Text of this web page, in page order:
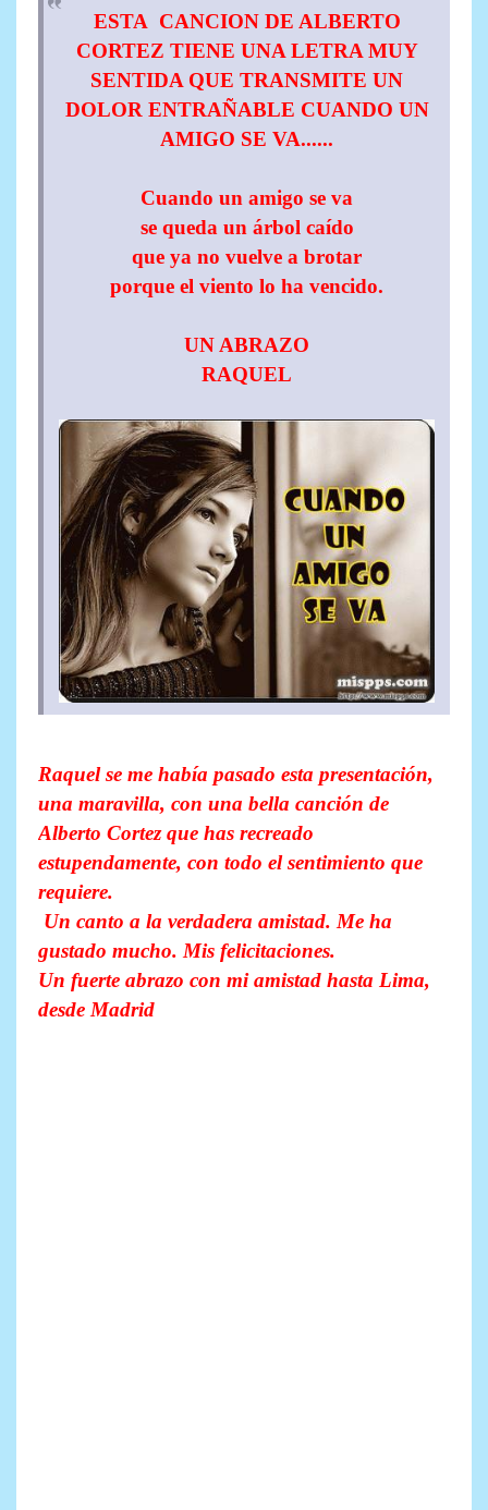
ESTA CANCION DE ALBERTO
CORTEZ TIENE UNA LETRA MUY
SENTIDA QUE TRANSMITE UN
DOLOR ENTRAÑABLE CUANDO UN
AMIGO SE VA......
Cuando un amigo se va
se queda un árbol caído
que ya no vuelve a brotar
porque el viento lo ha vencido.
UN ABRAZO
RAQUEL
Raquel se me había pasado esta presentación,
una maravilla, con una bella canción de
Alberto Cortez que has recreado
estupendamente, con todo el sentimiento que
requiere.
Un canto a la verdadera amistad. Me ha
gustado mucho. Mis felicitaciones.
Un fuerte abrazo con mi amistad hasta Lima,
desde Madrid